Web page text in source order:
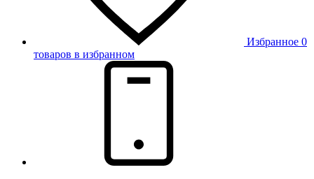
Избранное 0
товаров в избранном